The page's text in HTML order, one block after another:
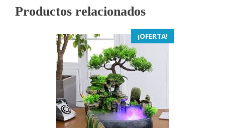
Productos relacionados
¡OFERTA!